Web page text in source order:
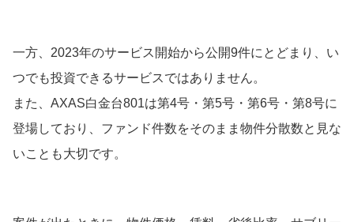
一方、2023年のサービス開始から公開9件にとどまり、い
つでも投資できるサービスではありません。
また、AXAS白金台801は第4号・第5号・第6号・第8号に
登場しており、ファンド件数をそのまま物件分散数と見な
いことも大切です。